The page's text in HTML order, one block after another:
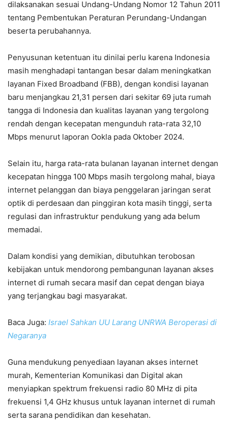
dilaksanakan sesuai Undang-Undang Nomor 12 Tahun 2011
tentang Pembentukan Peraturan Perundang-Undangan
beserta perubahannya.
Penyusunan ketentuan itu dinilai perlu karena Indonesia
masih menghadapi tantangan besar dalam meningkatkan
layanan Fixed Broadband (FBB), dengan kondisi layanan
baru menjangkau 21,31 persen dari sekitar 69 juta rumah
tangga di Indonesia dan kualitas layanan yang tergolong
rendah dengan kecepatan mengunduh rata-rata 32,10
Mbps menurut laporan Ookla pada Oktober 2024.
Selain itu, harga rata-rata bulanan layanan internet dengan
kecepatan hingga 100 Mbps masih tergolong mahal, biaya
internet pelanggan dan biaya penggelaran jaringan serat
optik di perdesaan dan pinggiran kota masih tinggi, serta
regulasi dan infrastruktur pendukung yang ada belum
memadai.
Dalam kondisi yang demikian, dibutuhkan terobosan
kebijakan untuk mendorong pembangunan layanan akses
internet di rumah secara masif dan cepat dengan biaya
yang terjangkau bagi masyarakat.
Baca Juga: Israel Sahkan UU Larang UNRWA Beroperasi di
Negaranya
Guna mendukung penyediaan layanan akses internet
murah, Kementerian Komunikasi dan Digital akan
menyiapkan spektrum frekuensi radio 80 MHz di pita
frekuensi 1,4 GHz khusus untuk layanan internet di rumah
serta sarana pendidikan dan kesehatan.